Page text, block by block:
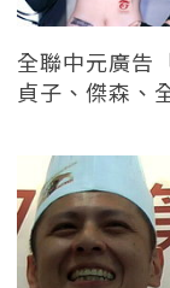
全聯中元廣告
貞子、傑森、